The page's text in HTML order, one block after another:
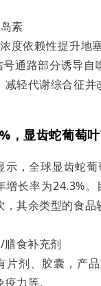
素
度依赖性提升地
通路部分诱导自
减轻代谢综合征并
，显齿蛇葡萄
示，全球显齿蛇
增长率为24.3%
其余类型的食品
膳食补充剂
片剂、胶囊，产
力等。